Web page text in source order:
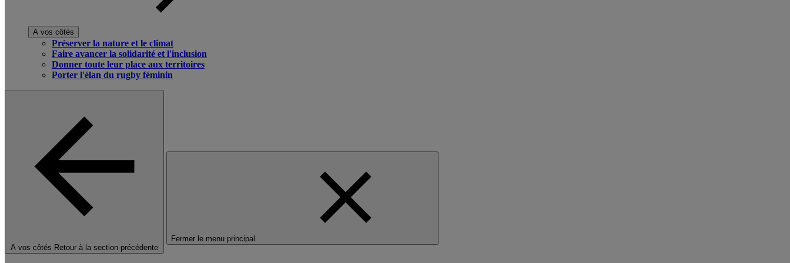
A vos côtés
Préserver la nature et le climat
Faire avancer la solidarité et l'inclusion
Donner toute leur place aux territoires
Porter l'élan du rugby féminin
A vos côtés Retour à la section précédente
Fermer le menu principal